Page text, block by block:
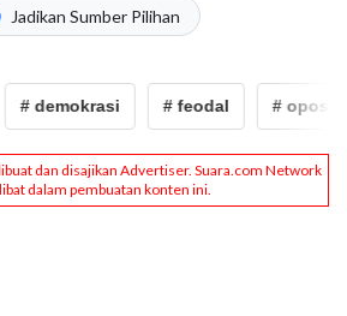
Jadikan Sumber Pilihan
# demokrasi # feodal # oposisi